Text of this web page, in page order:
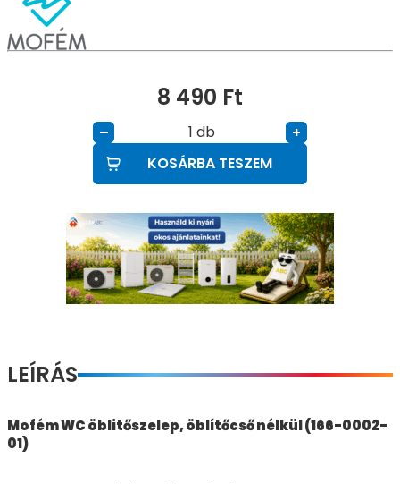
8 490 Ft
– db
+
KOSÁRBA TESZEM
LEÍRÁS
Mofém WC öblitőszelep, öblítőcső nélkül (166-0002-
01)